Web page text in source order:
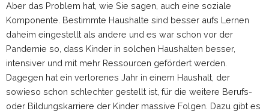
Aber das Problem hat, wie Sie sagen, auch eine soziale
Komponente. Bestimmte Haushalte sind besser aufs Lernen
daheim eingestellt als andere und es war schon vor der
Pandemie so, dass Kinder in solchen Haushalten besser,
intensiver und mit mehr Ressourcen gefördert werden.
Dagegen hat ein verlorenes Jahr in einem Haushalt, der
sowieso schon schlechter gestellt ist, für die weitere Berufs-
oder Bildungskarriere der Kinder massive Folgen. Dazu gibt es